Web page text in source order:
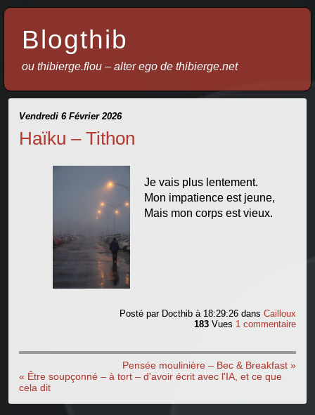
Blogthib
ou thibierge.flou – alter ego de thibierge.net
Vendredi 6 Février 2026
Haïku – Tithon
Je vais plus lentement.
Mon impatience est jeune,
Mais mon corps est vieux.
Posté par Docthib à 18:29:26dansCailloux
183 Vues 1 commentaire
Pensée moulinière – Bec & Breakfast »
« Être soupçonné – à tort – d'avoir écrit avec l'IA, et ce que
cela dit